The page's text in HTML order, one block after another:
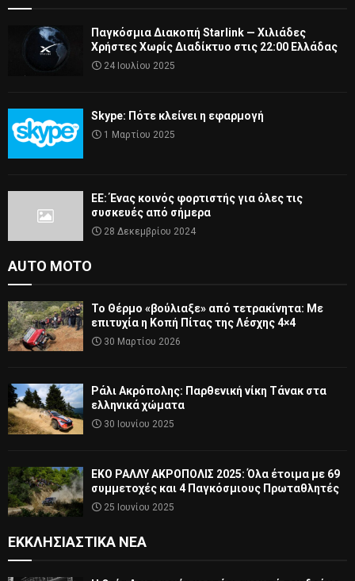
Παγκόσμια Διακοπή Starlink — Χιλιάδες
Χρήστες Χωρίς Διαδίκτυο στις 22:00 Ελλάδας
24 Ιουλίου 2025
Skype: Πότε κλείνει η εφαρμογή
1 Μαρτίου 2025
ΕΕ: Ένας κοινός φορτιστής για όλες τις
συσκευές από σήμερα
28 Δεκεμβρίου 2024
AUTO MOTO
Το Θέρμο «βούλιαξε» από τετρακίνητα: Με
επιτυχία η Κοπή Πίτας της Λέσχης 4×4
30 Μαρτίου 2026
Ράλι Ακρόπολης: Παρθενική νίκη Τάνακ στα
ελληνικά χώματα
30 Ιουνίου 2025
ΕΚΟ ΡΑΛΛΥ ΑΚΡΟΠΟΛΙΣ 2025: Όλα έτοιμα με 69
συμμετοχές και 4 Παγκόσμιους Πρωταθλητές
25 Ιουνίου 2025
ΕΚΚΛΗΣΙΑΣΤΙΚΆ ΝΈΑ